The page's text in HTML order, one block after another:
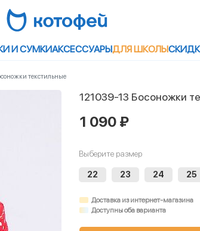
И СУМКИАКСЕССУАРЫДЛЯ ШКОЛЫ
текстильные
121039-13 Босоножки
1 090 ₽
Выберите размер
22 23 24 25
Доставка из интернет-магазина
Доступны оба варианта